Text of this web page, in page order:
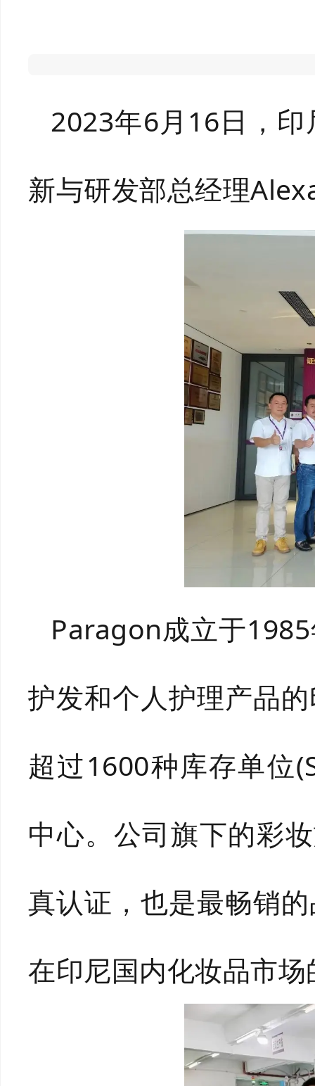
2023年6月16日，
新与研发部总经理
Paragon成立于
护发和个人护理产品
超过1600种库存单位
中心。公司旗下的彩
真认证，也是最畅销
在印尼国内化妆品市